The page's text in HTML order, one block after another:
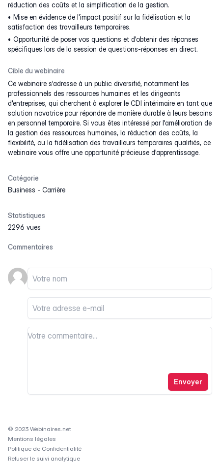
réduction des coûts et la simplification de la gestion.
Mise en évidence de l'impact positif sur la fidélisation et la
satisfaction des travailleurs temporaires.
Opportunité de poser vos questions et d'obtenir des réponses
spécifiques lors de la session de questions-réponses en direct.
Cible du webinaire
Ce webinaire s'adresse à un public diversifié, notamment les
professionnels des ressources humaines et les dirigeants
d'entreprises, qui cherchent à explorer le CDI intérimaire en tant que
solution novatrice pour répondre de manière durable à leurs besoins
en personnel temporaire. Si vous êtes intéressé par l'amélioration de
la gestion des ressources humaines, la réduction des coûts, la
flexibilité, ou la fidélisation des travailleurs temporaires qualifiés, ce
webinaire vous offre une opportunité précieuse d'apprentissage.
Catégorie
Business - Carrière
Statistiques
2296 vues
Commentaires
Votre nom
Votre email
Votre commentaire
Votre commentaire
Envoyer
© 2023 Webinaires.net
Mentions légales
Politique de Confidentialité
Refuser le suivi analytique